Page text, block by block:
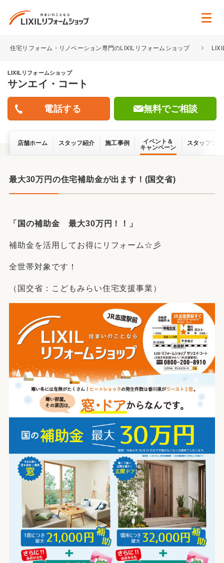
住宅リフォーム・リノベーション専門のLIXILリフォームショップ
LIXILリフォームショップ
サンエイ・コート
無料でご相談
店舗ホーム スタッフ紹介 施工事例
イベント＆
キャンペーン
スタッフブ
最大30万円の住宅補助金が出ます！(国交省)
「国の補助金 最大30万円！！」
補助金を活用してお得にリフォーム☆彡
全世帯対象です！
（国交省：こどもみらい住宅支援事業）